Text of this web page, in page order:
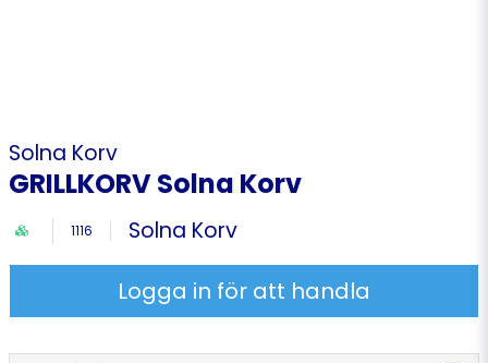
Solna Korv
GRILLKORV Solna Korv
1116 Solna Korv
Logga in för att handla